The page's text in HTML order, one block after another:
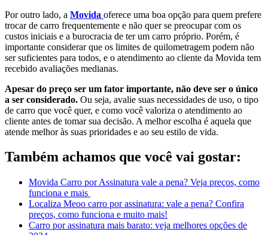
Por outro lado, a Movida oferece uma boa opção para quem prefere
trocar de carro frequentemente e não quer se preocupar com os
custos iniciais e a burocracia de ter um carro próprio. Porém, é
importante considerar que os limites de quilometragem podem não
ser suficientes para todos, e o atendimento ao cliente da Movida tem
recebido avaliações medianas.
Apesar do preço ser um fator importante, não deve ser o único
a ser considerado. Ou seja, avalie suas necessidades de uso, o tipo
de carro que você quer, e como você valoriza o atendimento ao
cliente antes de tomar sua decisão. A melhor escolha é aquela que
atende melhor às suas prioridades e ao seu estilo de vida.
Também achamos que você vai gostar:
Movida Carro por Assinatura vale a pena? Veja preços, como
funciona e mais
Localiza Meoo carro por assinatura: vale a pena? Confira
preços, como funciona e muito mais!
Carro por assinatura mais barato: veja melhores opções de